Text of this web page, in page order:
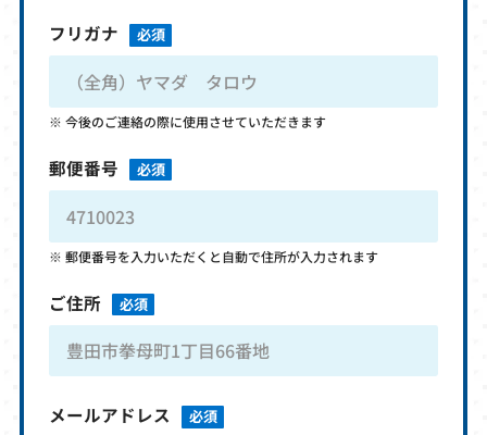
フリガナ 必須
今後のご連絡の際に使用させていただきます
郵便番号 必須
郵便番号を入力いただくと自動で住所が入力されます
ご住所 必須
メールアドレス 必須